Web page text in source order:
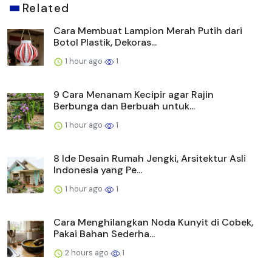
Related
Cara Membuat Lampion Merah Putih dari
Botol Plastik, Dekoras...
1 hour ago 1
9 Cara Menanam Kecipir agar Rajin
Berbunga dan Berbuah untuk...
1 hour ago 1
8 Ide Desain Rumah Jengki, Arsitektur Asli
Indonesia yang Pe...
1 hour ago 1
Cara Menghilangkan Noda Kunyit di Cobek,
Pakai Bahan Sederha...
2 hours ago 1